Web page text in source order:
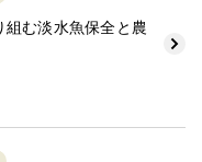
む淡水魚保全と農